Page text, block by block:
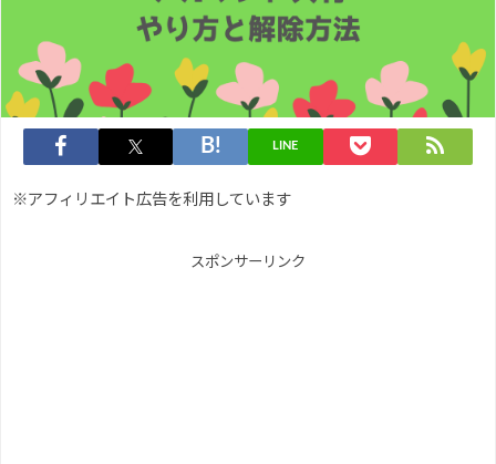
LINE
※アフィリエイト広告を利用しています
スポンサーリンク